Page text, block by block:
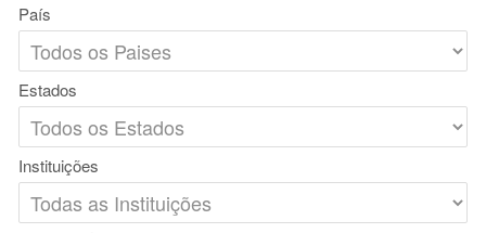
País
Estados
Instituições